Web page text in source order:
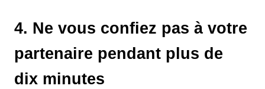
4. Ne vous confiez pas à votre
partenaire pendant plus de
dix minutes